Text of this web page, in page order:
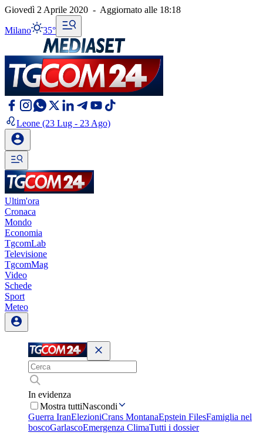
Giovedì 2 Aprile 2020 - Aggiornato alle 18:18
Milano 35°
Leone (23 Lug - 23 Ago)
Ultim'ora
Cronaca
Mondo
Economia
TgcomLab
Televisione
TgcomMag
Video
Schede
Sport
Meteo
In evidenza
Mostra tuttiNascondi
Guerra IranElezioniCrans MontanaEpstein FilesFamiglia nel
boscoGarlascoEmergenza ClimaTutti i dossier